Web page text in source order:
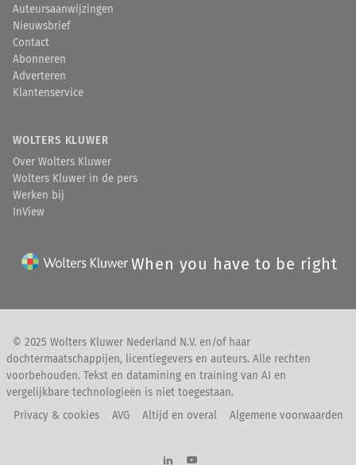
Auteursaanwijzingen
Nieuwsbrief
Contact
Abonneren
Adverteren
Klantenservice
WOLTERS KLUWER
Over Wolters Kluwer
Wolters Kluwer in de pers
Werken bij
InView
When you have to be right
© 2025 Wolters Kluwer Nederland N.V. en/of haar
dochtermaatschappijen, licentiegevers en auteurs. Alle rechten
voorbehouden. Tekst en datamining en training van AI en
vergelijkbare technologieën is niet toegestaan.
Privacy & cookies
AVG Altijd en overal Algemene voorwaarden